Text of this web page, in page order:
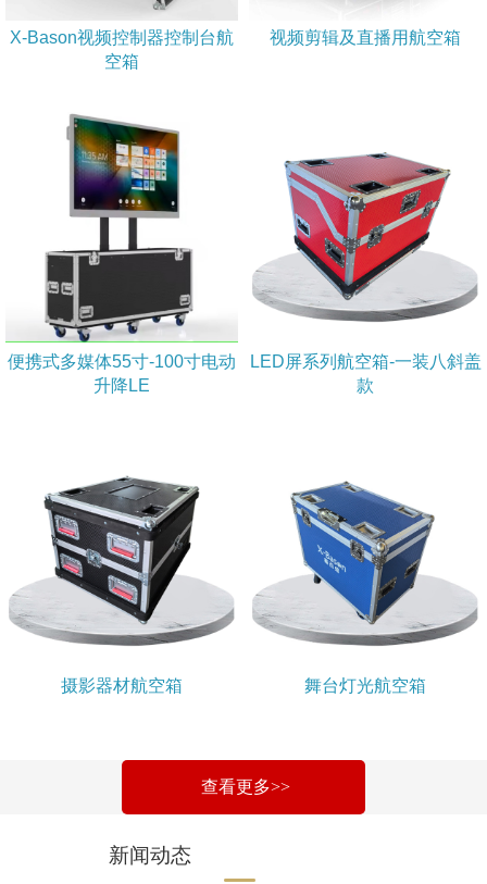
X-Bason视频控制器控制台航
空箱
视频剪辑及直播用航空箱
便携式多媒体55寸-100寸电动
升降LE
LED屏系列航空箱-一装八斜盖
款
摄影器材航空箱 舞台灯光航空箱
查看更多>>
新闻动态